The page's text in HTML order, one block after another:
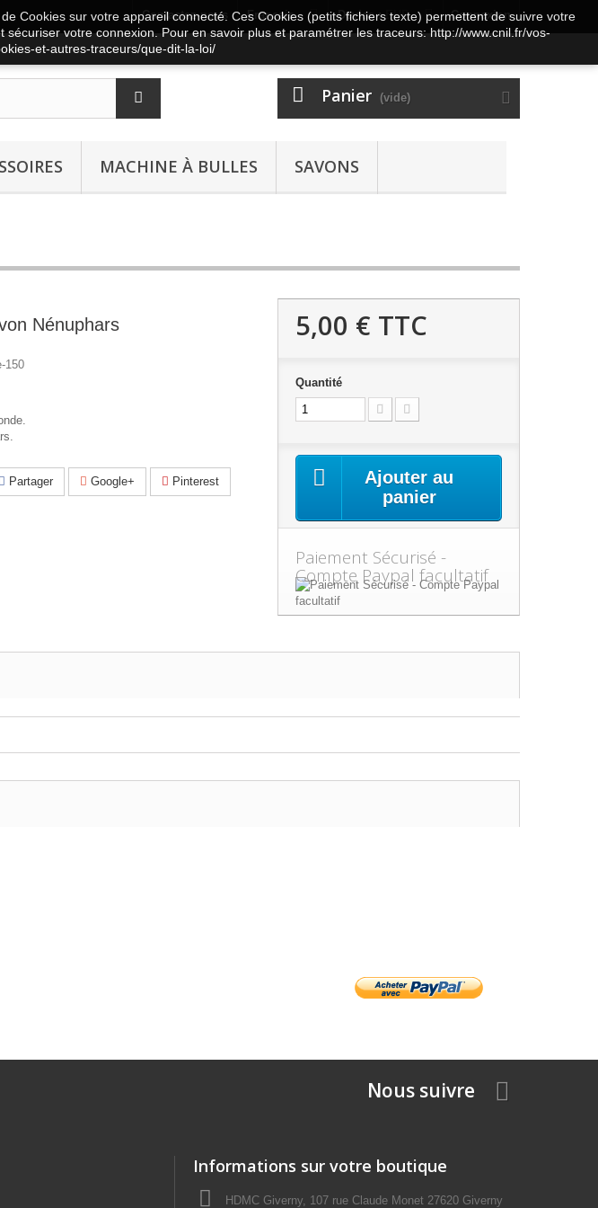
Connexion
Devise : EUR
Français
Contactez-nous
Panier (vide)
MACHINE À BULLES SAVONS
Nénuphars
150
Partager Google+ Pinterest
5,00 € TTC
Quantité
Ajouter au
panier
Paiement Sécurisé -
Compte Paypal facultatif
Nous suivre
Informations sur votre boutique
HDMC Giverny, 107 rue Claude Monet 27620 Giverny
Cookies sur votre appareil connecté. Ces Cookies (petits fichiers texte) permettent de suivre votre
votre connexion. Pour en savoir plus et paramétrer les traceurs: http://www.cnil.fr/vos-
et-autres-traceurs/que-dit-la-loi/